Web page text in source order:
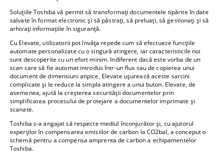
Soluțiile Toshiba vă permit să transformați documentele tipărite în date
salvate în format electronic și să păstrați, să preluați, să gestionați și să
arhivați informațiile în siguranță.
Cu Elevate, utilizatorii pot învăța repede cum să efectueze funcțiile
automate personalizate cu o singură atingere, iar caracteristicile noi
sunt descoperite cu un efort minim. Indiferent dacă este vorba de un
scan care să fie automat introdus într-un flux sau de copierea unui
document de dimensiuni atipice, Elevate ușurează aceste sarcini
complicate și le reduce la simpla atingere a unui buton. Elevate, de
asemenea, ajută la creșterea securității documentelor prin
simplificarea procesului de protejare a documentelor imprimate și
scanate.
Toshiba s-a angajat să respecte mediul înconjurător și, cu ajutorul
experților în compensarea emisiilor de carbon la CO2bal, a conceput o
schemă pentru a compensa amprenta de carbon a echipamentelor
Toshiba.